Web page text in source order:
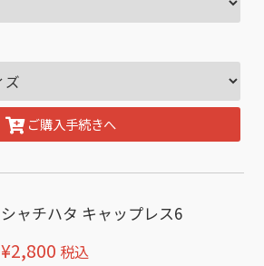
ご購入手続きへ
シャチハタ キャップレス6
¥2,800 税込